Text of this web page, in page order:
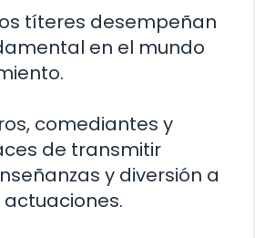
títeres desempeñan
en el mundo
comediantes y
de transmitir
y diversión a